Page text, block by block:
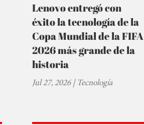
Lenovo entregó con
éxito la tecnología de la
Copa Mundial de la FIFA
2026 más grande de la
historia
Jul 27, 2026|Tecnología